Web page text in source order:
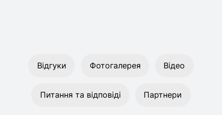
Відгуки Фотогалерея Відео
Питання та відповіді Партнери